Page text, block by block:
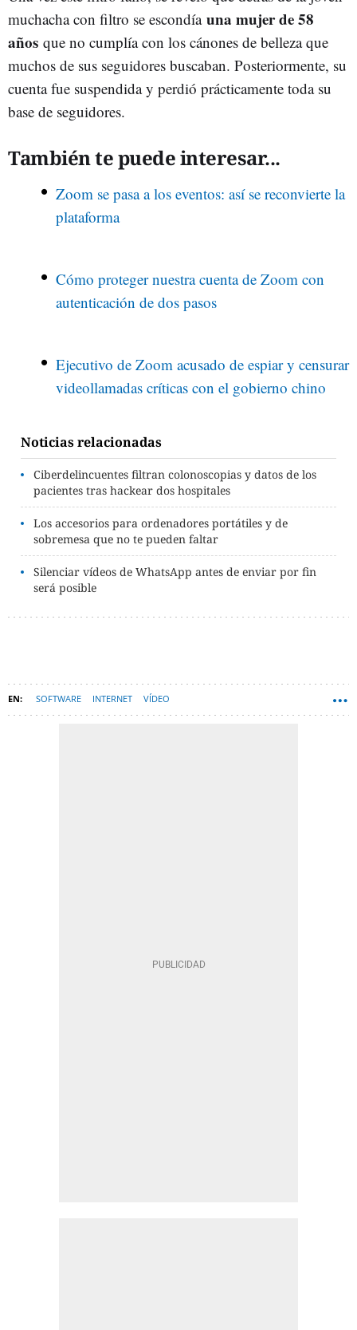
muchacha con filtro se escondía una mujer de 58
años que no cumplía con los cánones de belleza que
muchos de sus seguidores buscaban. Posteriormente, su
cuenta fue suspendida y perdió prácticamente toda su
base de seguidores.
También te puede interesar...
Zoom se pasa a los eventos: así se reconvierte la
plataforma
Cómo proteger nuestra cuenta de Zoom con
autenticación de dos pasos
Ejecutivo de Zoom acusado de espiar y censurar
videollamadas críticas con el gobierno chino
Noticias relacionadas
Ciberdelincuentes filtran colonoscopias y datos de los
pacientes tras hackear dos hospitales
Los accesorios para ordenadores portátiles y de
sobremesa que no te pueden faltar
Silenciar vídeos de WhatsApp antes de enviar por fin
será posible
SOFTWARE INTERNET VÍDEO